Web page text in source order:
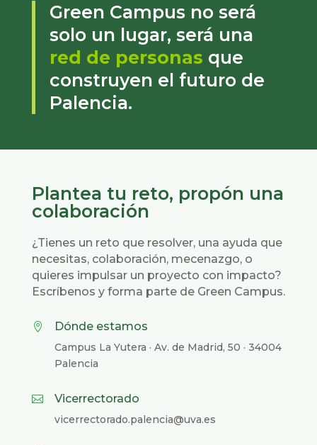
Green Campus no será
solo un lugar, será una
red de personas que
construyen el futuro de
Palencia.
Plantea tu reto, propón una
colaboración
¿Tienes un reto que resolver, una ayuda que
necesitas, colaboración, mecenazgo, o
quieres impulsar un proyecto con impacto?
Escríbenos y forma parte de Green Campus.
 Dónde estamos
Campus La Yutera · Av. de Madrid, 50 · 34004
Palencia
 Vicerrectorado
vicerrectorado.palencia@uva.es